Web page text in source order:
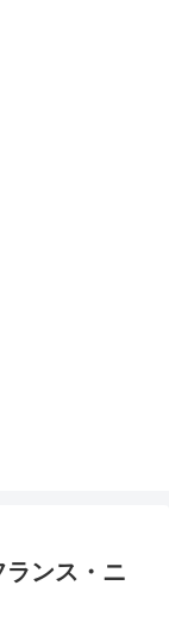
ランス・ニ